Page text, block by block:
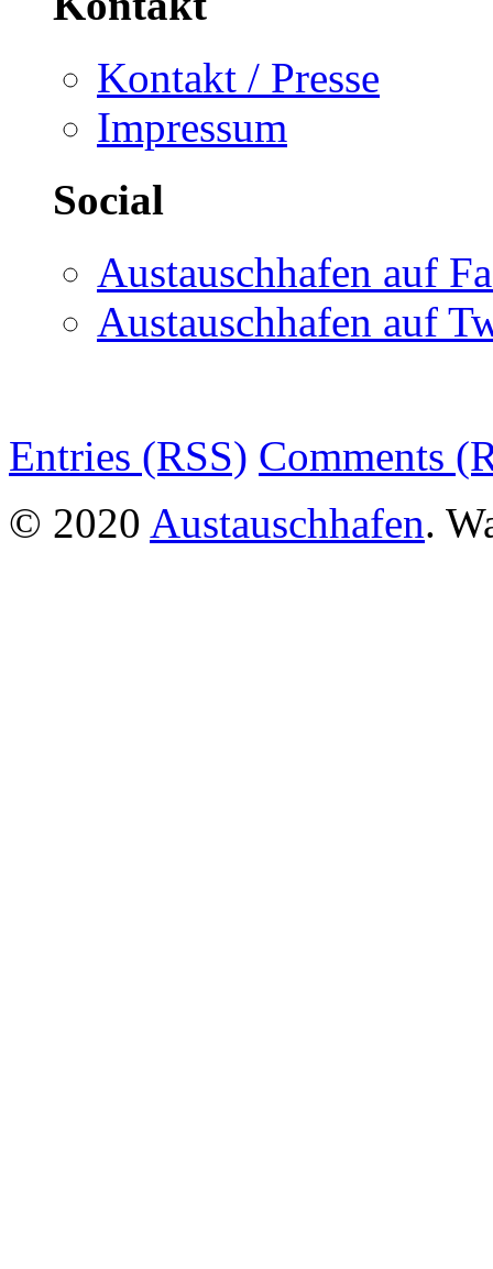
Kontakt / Presse
Impressum
Social
Austauschhafen auf
Austauschhafen auf
Entries (RSS) Comments
© 2020 Austauschhafen.